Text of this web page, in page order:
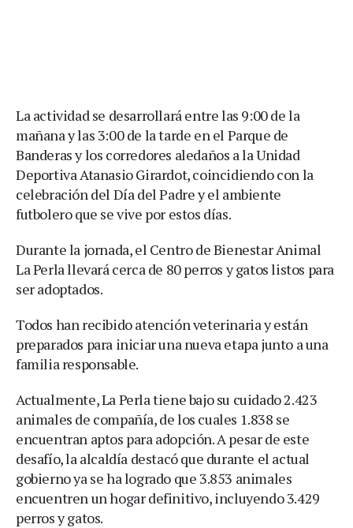
La actividad se desarrollará entre las 9:00 de la
mañana y las 3:00 de la tarde en el Parque de
Banderas y los corredores aledaños a la Unidad
Deportiva Atanasio Girardot, coincidiendo con la
celebración del Día del Padre y el ambiente
futbolero que se vive por estos días.
Durante la jornada, el Centro de Bienestar Animal
La Perla llevará cerca de 80 perros y gatos listos para
ser adoptados.
Todos han recibido atención veterinaria y están
preparados para iniciar una nueva etapa junto a una
familia responsable.
Actualmente, La Perla tiene bajo su cuidado 2.423
animales de compañía, de los cuales 1.838 se
encuentran aptos para adopción. A pesar de este
desafío, la alcaldía destacó que durante el actual
gobierno ya se ha logrado que 3.853 animales
encuentren un hogar definitivo, incluyendo 3.429
perros y gatos.